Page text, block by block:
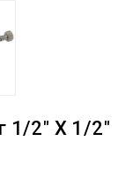
1/2″ Х 1/2″